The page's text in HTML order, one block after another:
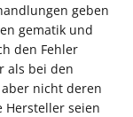
geben
gematik und
den Fehler
als bei den
nicht deren
Hersteller seien